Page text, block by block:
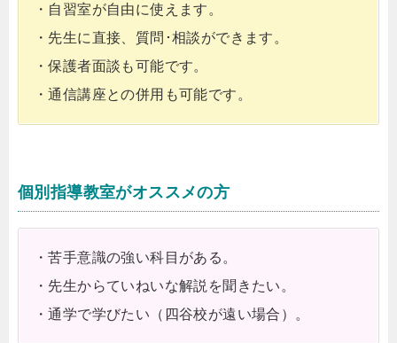
・自習室が自由に使えます。
・先生に直接、質問･相談ができます。
・保護者面談も可能です。
・通信講座との併用も可能です。
個別指導教室がオススメの方
・苦手意識の強い科目がある。
・先生からていねいな解説を聞きたい。
・通学で学びたい（四谷校が遠い場合）。